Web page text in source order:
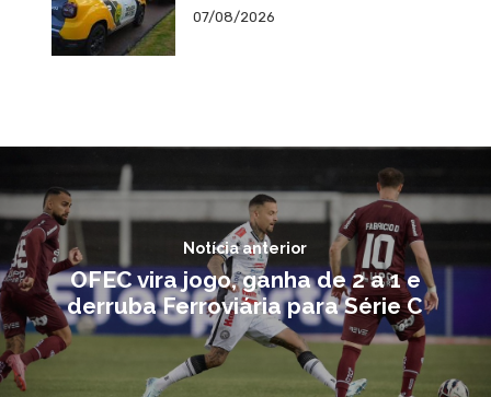
07/08/2026
Notícia anterior
OFEC vira jogo, ganha de 2 a 1 e
derruba Ferroviária para Série C